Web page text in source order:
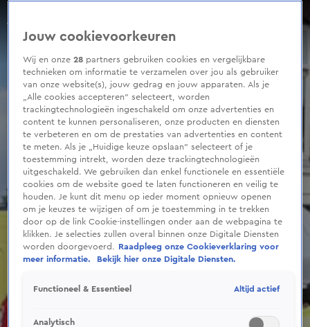
Aflevering 130, Seizoen 2026
of
Jouw cookievoorkeuren
Wij en onze28 partners gebruiken cookies en vergelijkbare
technieken om informatie te verzamelen over jou als gebruiker
van onze website(s), jouw gedrag en jouw apparaten. Als je
„Alle cookies accepteren” selecteert, worden
trackingtechnologieën ingeschakeld om onze advertenties en
content te kunnen personaliseren, onze producten en diensten
te verbeteren en om de prestaties van advertenties en content
te meten. Als je „Huidige keuze opslaan” selecteert of je
toestemming intrekt, worden deze trackingtechnologieën
uitgeschakeld. We gebruiken dan enkel functionele en essentiële
cookies om de website goed te laten functioneren en veilig te
houden. Je kunt dit menu op ieder moment opnieuw openen
om je keuzes te wijzigen of om je toestemming in te trekken
door op de link Cookie-instellingen onder aan de webpagina te
klikken. Je selecties zullen overal binnen onze Digitale Diensten
worden doorgevoerd.
Raadpleeg onze Cookieverklaring voor
meer informatie.
Bekijk hier onze Digitale Diensten.
Functioneel & Essentieel Altijd actief
Analytisch